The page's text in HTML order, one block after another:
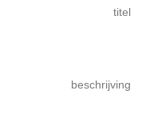
titel
beschrijving